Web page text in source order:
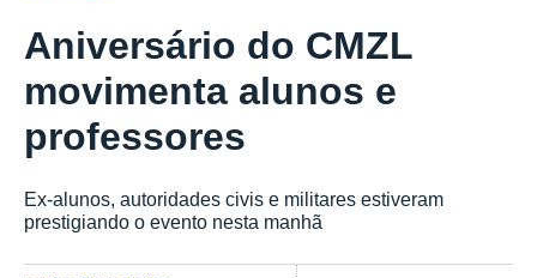
Aniversário do CMZL
movimenta alunos e
professores
Ex-alunos, autoridades civis e militares estiveram
prestigiando o evento nesta manhã